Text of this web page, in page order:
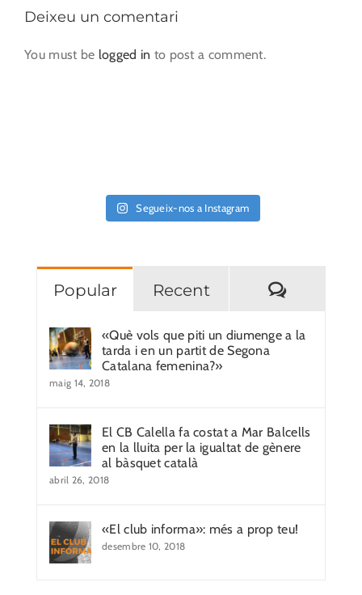
Deixeu un comentari
You must be logged in to post a comment.
Segueix-nos a Instagram
Popular Recent
«Què vols que piti un diumenge a la
tarda i en un partit de Segona
Catalana femenina?»
maig 14, 2018
El CB Calella fa costat a Mar Balcells
en la lluita per la igualtat de gènere
al bàsquet català
abril 26, 2018
«El club informa»: més a prop teu!
desembre 10, 2018